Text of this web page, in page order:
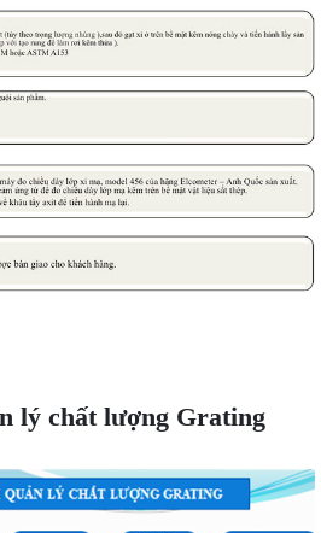
lý chất lượng Grating